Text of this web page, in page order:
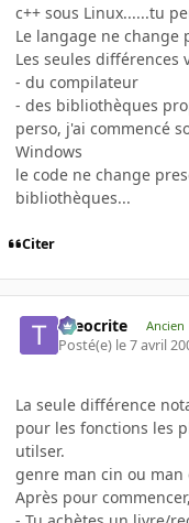
c++ sous Linux......tu
Le langage ne change
Les seules différences
- du compilateur
- des bibliothèques
perso, j'ai commencé
Windows
le code ne change
bibliothèques...
Citer
theocrite Ancien
Posté(e) le 7 avril
La seule différence
pour les fonctions les
utilser.
genre man cin ou man
Après pour